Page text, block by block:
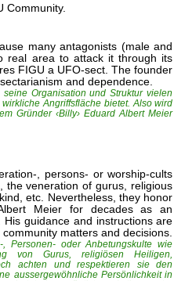
Community.
many antagonists (male and
real area to attack it through its
FIGU a UFO-sect. The founder
and dependence.
Organisation und Struktur vielen
Angriffsfläche bietet. Also wird
Gründer ‹Billy› Eduard Albert Meier
, persons- or worship-cults
the veneration of gurus, religious
etc. Nevertheless, they honor
Meier for decades as an
guidance and instructions are
matters and decisions.
Personen- oder Anbetungskulte wie
von Gurus, religiösen Heiligen,
achten und respektieren sie den
aussergewöhnliche Persönlichkeit in